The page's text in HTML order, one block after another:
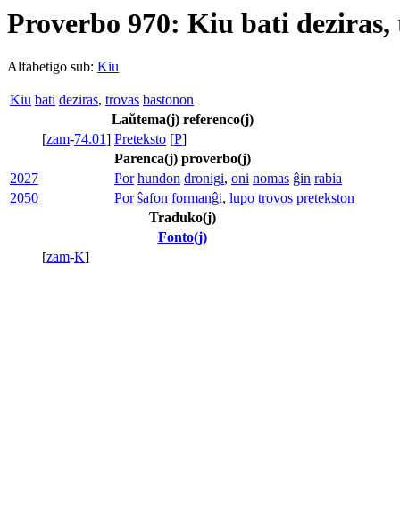
Proverbo 970: Kiu bati deziras,
Alfabetigo sub: Kiu
Kiu bati deziras, trovas bastonon
Laŭtema(j) referenco(j)
[zam-74.01] Preteksto [P]
Parenca(j) proverbo(j)
2027
Por hundon dronigi, oni nomas ĝin rabia
2050
Por ŝafon formanĝi, lupo trovos pretekston
Traduko(j)
Fonto(j)
[zam-K]